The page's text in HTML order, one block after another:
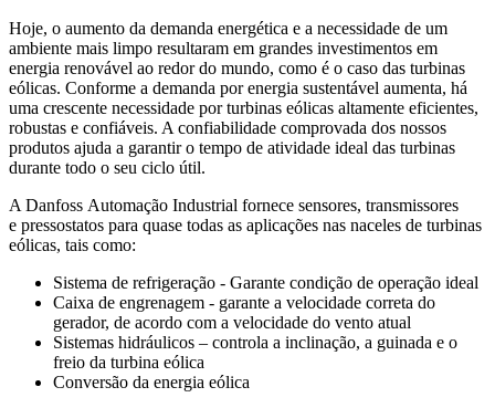
Hoje, o aumento da demanda energética e a necessidade de um
ambiente mais limpo resultaram em grandes investimentos em
energia renovável ao redor do mundo, como é o caso das turbinas
eólicas. Conforme a demanda por energia sustentável aumenta, há
uma crescente necessidade por turbinas eólicas altamente eficientes,
robustas e confiáveis. A confiabilidade comprovada dos nossos
produtos ajuda a garantir o tempo de atividade ideal das turbinas
durante todo o seu ciclo útil.
A Danfoss Automação Industrial fornece sensores, transmissores
e pressostatos para quase todas as aplicações nas naceles de turbinas
eólicas, tais como:
Sistema de refrigeração - Garante condição de operação ideal
Caixa de engrenagem - garante a velocidade correta do
gerador, de acordo com a velocidade do vento atual
Sistemas hidráulicos – controla a inclinação, a guinada e o
freio da turbina eólica
Conversão da energia eólica